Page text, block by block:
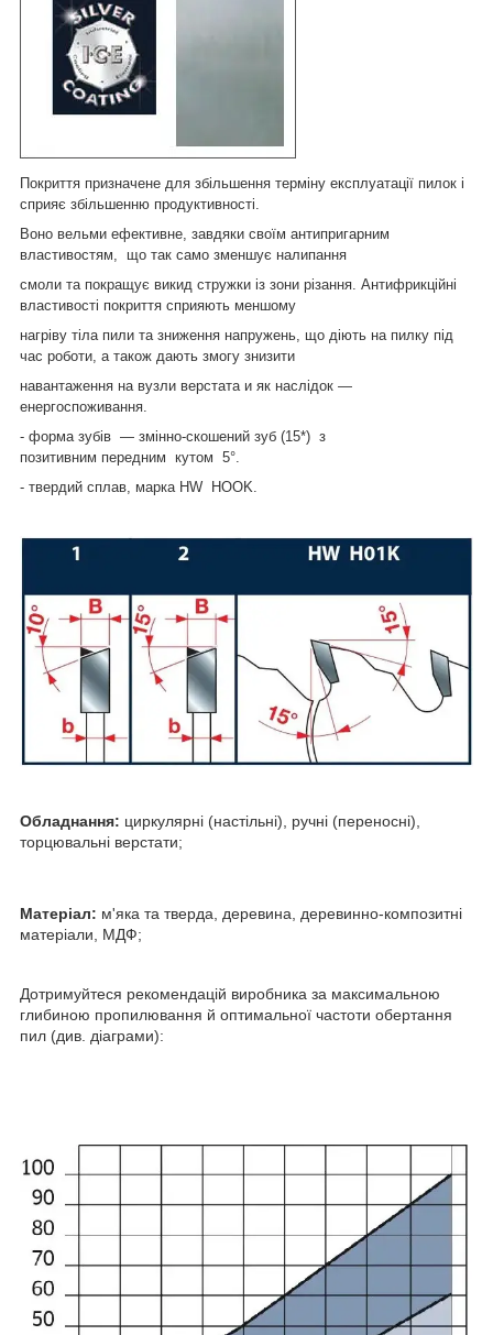
Покриття призначене для збільшення терміну експлуатації пилок і
сприяє збільшенню продуктивності.
Воно вельми ефективне, завдяки своїм антипригарним
властивостям, що так само зменшує налипання
смоли та покращує викид стружки із зони різання. Антифрикційні
властивості покриття сприяють меншому
нагріву тіла пили та зниження напружень, що діють на пилку під
час роботи, а також дають змогу знизити
навантаження на вузли верстата и як наслідок —
енергоспоживання.
- форма зубів ― змінно-скошений зуб (15*) з
позитивним передним кутом 5°.
- твердий сплав, марка HW НООK.
Обладнання: циркулярні (настільні), ручні (переносні),
торцювальні верстати;
Матеріал: м'яка та тверда, деревина, деревинно-композитні
матеріали, МДФ;
Дотримуйтеся рекомендацій виробника за максимальною
глибиною пропилювання й оптимальної частоти обертання
пил (див. діаграми):